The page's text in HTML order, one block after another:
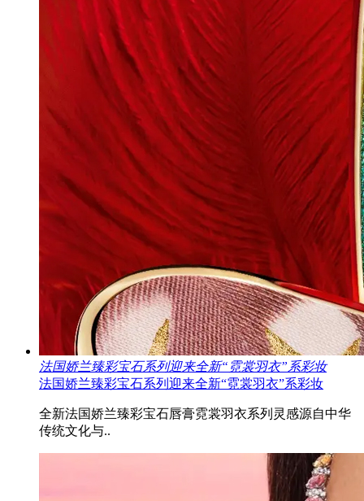
法国娇兰臻彩宝石系列迎来全新“霓裳羽衣”系彩妆
法国娇兰臻彩宝石系列迎来全新“霓裳羽衣”系彩妆
全新法国娇兰臻彩宝石唇膏霓裳羽衣系列灵感源自中华
传统文化与..